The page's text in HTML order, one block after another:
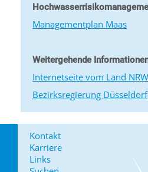
Managementplan Maas
Weitergehende
Internetseite vom Land NRW
Bezirksregierung Düsseldorf
Kontakt
Karriere
Links